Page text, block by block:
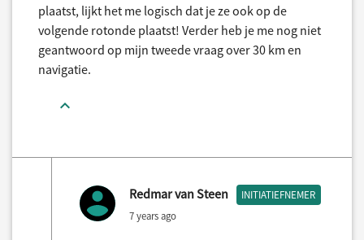
plaatst, lijkt het me logisch dat je ze ook op de
volgende rotonde plaatst! Verder heb je me nog niet
geantwoord op mijn tweede vraag over 30 km en
navigatie.
Redmar van Steen INITIATIEFNEMER
7 years ago